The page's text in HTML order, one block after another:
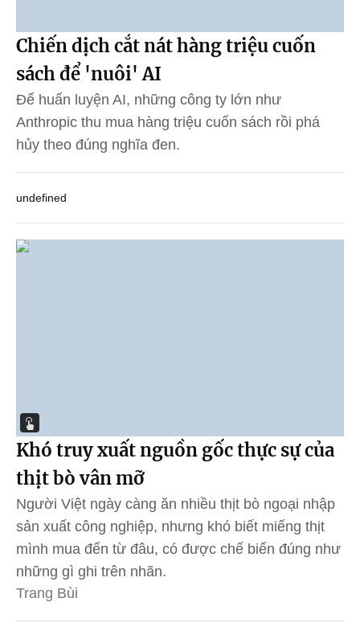
Chiến dịch cắt nát hàng triệu cuốn
sách để 'nuôi' AI
Để huấn luyện AI, những công ty lớn như
Anthropic thu mua hàng triệu cuốn sách rồi phá
hủy theo đúng nghĩa đen.
undefined
Khó truy xuất nguồn gốc thực sự của
thịt bò vân mỡ
Người Việt ngày càng ăn nhiều thịt bò ngoại nhập
sản xuất công nghiệp, nhưng khó biết miếng thịt
mình mua đến từ đâu, có được chế biến đúng như
những gì ghi trên nhãn.
Trang Bùi